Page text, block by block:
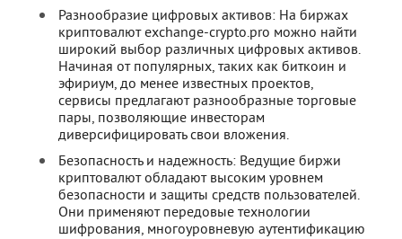
Разнообразие цифровых активов: На биржах
криптовалют exchange-crypto.pro можно найти
широкий выбор различных цифровых активов.
Начиная от популярных, таких как биткоин и
эфириум, до менее известных проектов,
сервисы предлагают разнообразные торговые
пары, позволяющие инвесторам
диверсифицировать свои вложения.
Безопасность и надежность: Ведущие биржи
криптовалют обладают высоким уровнем
безопасности и защиты средств пользователей.
Они применяют передовые технологии
шифрования, многоуровневую аутентификацию